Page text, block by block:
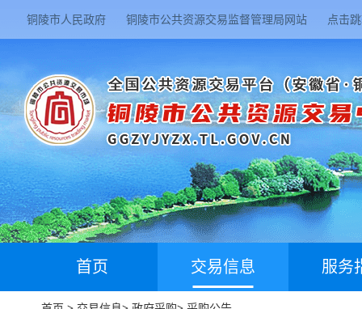
铜陵市人民政府 铜陵市公共资源交易监督管理局网站 点击
首页 交易信息 服务